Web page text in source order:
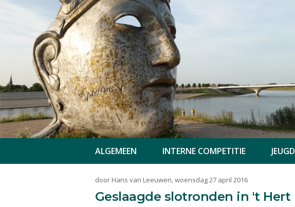
door Hans van Leeuwen, woensdag 27 april 2016
Geslaagde slotronden in 't Hert
ALGEMEEN INTERNE COMPETITIE JEUGD